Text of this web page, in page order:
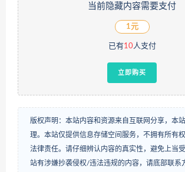
当前隐藏内容需要支付
1元
已有10人支付
立即购买
版权声明：本站内容和资源来自互联网分享，本
理。本站仅提供信息存储空间服务，不拥有所有
法律责任。请仔细辨认内容的真实性，避免上当
站有涉嫌抄袭侵权/违法违规的内容，请底部联系